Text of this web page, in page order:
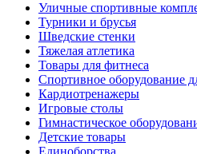
Уличные спортивные
Турники и брусья
Шведские стенки
Тяжелая атлетика
Товары для фитнеса
Спортивное оборудование
Кардиотренажеры
Игровые столы
Гимнастическое
Детские товары
Единоборства